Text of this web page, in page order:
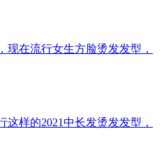
在流行女生方脸烫发发型，
样的2021中长发烫发发型，